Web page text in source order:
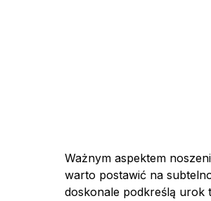
Ważnym aspektem
warto postawić na
doskonale podkreślą urok